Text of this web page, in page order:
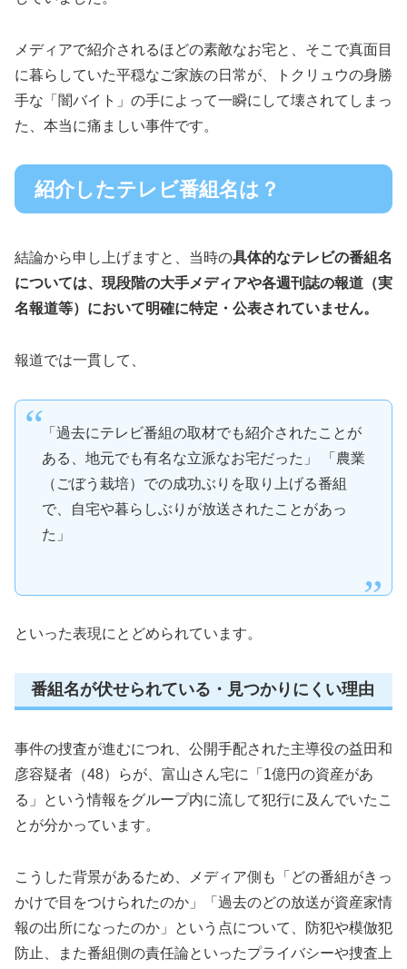
メディアで紹介されるほどの素敵なお宅と、そこで真面目
に暮らしていた平穏なご家族の日常が、トクリュウの身勝
手な「闇バイト」の手によって一瞬にして壊されてしまっ
た、本当に痛ましい事件です。
紹介したテレビ番組名は？
結論から申し上げますと、当時の具体的なテレビの番組名
については、現段階の大手メディアや各週刊誌の報道（実
名報道等）において明確に特定・公表されていません。
報道では一貫して、
「過去にテレビ番組の取材でも紹介されたことが
ある、地元でも有名な立派なお宅だった」 「農業
（ごぼう栽培）での成功ぶりを取り上げる番組
で、自宅や暮らしぶりが放送されたことがあっ
た」
といった表現にとどめられています。
番組名が伏せられている・見つかりにくい理由
事件の捜査が進むにつれ、公開手配された主導役の益田和
彦容疑者（48）らが、富山さん宅に「1億円の資産があ
る」という情報をグループ内に流して犯行に及んでいたこ
とが分かっています。
こうした背景があるため、メディア側も「どの番組がきっ
かけで目をつけられたのか」「過去のどの放送が資産家情
報の出所になったのか」という点について、防犯や模倣犯
防止、また番組側の責任論といったプライバシーや捜査上